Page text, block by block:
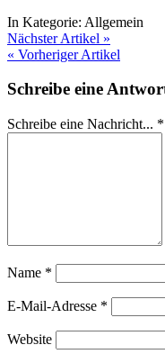
In Kategorie: Allgemein
Nächster Artikel »
« Vorheriger Artikel
Schreibe eine
Schreibe eine Nachricht... *
Name *
E-Mail-Adresse *
Website